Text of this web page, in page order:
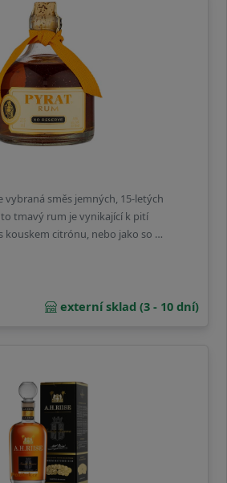
vybraná směs jemných, 15-letých
tmavý rum je vynikající k pití
kouskem citrónu, nebo jako so …
externí sklad (3 - 10 dní)